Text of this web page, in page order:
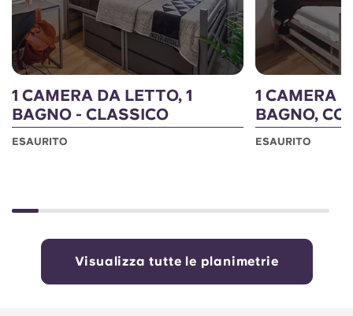
1 CAMERA DA LETTO, 1
BAGNO - CLASSICO
ESAURITO
1 CAMERA
BAGNO,
ESAURITO
Visualizza tutte le planimetrie